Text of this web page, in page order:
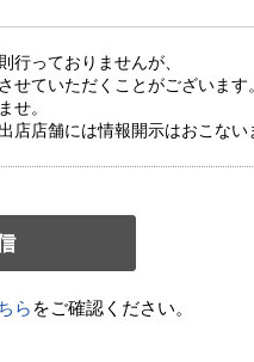
行っておりませんが、
せていただくことがございます。
せ。
店店舗には情報開示はおこない
ら をご確認ください。